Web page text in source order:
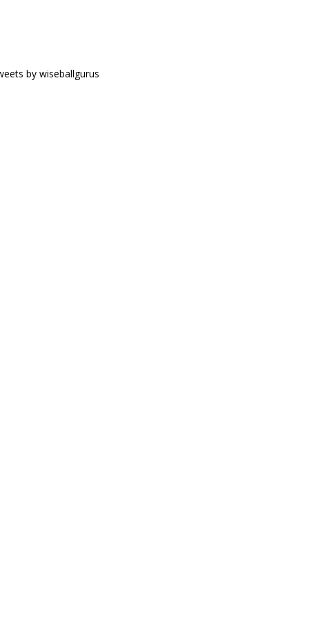
by wiseballgurus